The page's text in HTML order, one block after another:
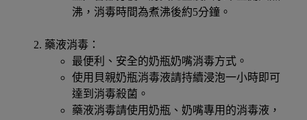
沸，消毒時間為煮沸後約5分鐘。
藥液消毒：
最便利、安全的奶瓶奶嘴消毒方式。
使用貝親奶瓶消毒液請持續浸泡一小時即可
達到消毒殺菌。
藥液消毒請使用奶瓶、奶嘴專用的消毒液，